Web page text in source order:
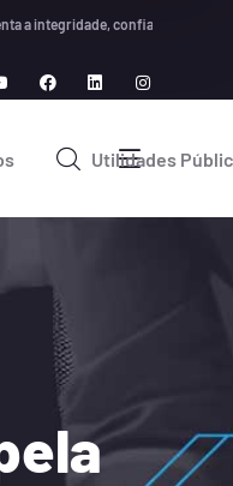
confiança e
Utilidades